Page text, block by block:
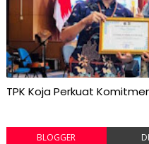
TPK Koja Perkuat
BLOGGER